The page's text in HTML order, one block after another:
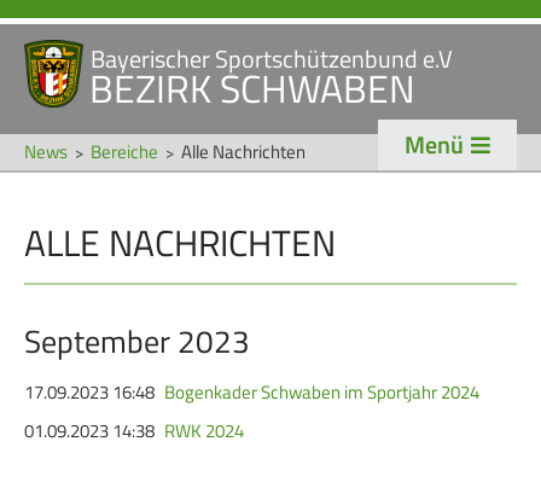
Bayerischer Sportschützenbund e.V
BEZIRK SCHWABEN
News Bereiche Alle Nachrichten Menü
ALLE NACHRICHTEN
September 2023
17.09.2023 16:48 Bogenkader Schwaben im Sportjahr 2024
01.09.2023 14:38 RWK 2024
Navigation
überspringen
STARTSEITE
VERANSTALTUNGEN
NEWS
überspringen
VERBAND
Veranstaltungen
Bezirk Schwaben
Gaue & Mitglieder
TRADITION
Schützentradition